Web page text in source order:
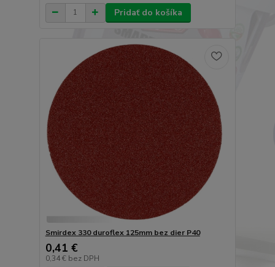
Pridať do košíka
Smirdex 330 duroflex 125mm bez dier P40
0,41 €
0,34 € bez DPH